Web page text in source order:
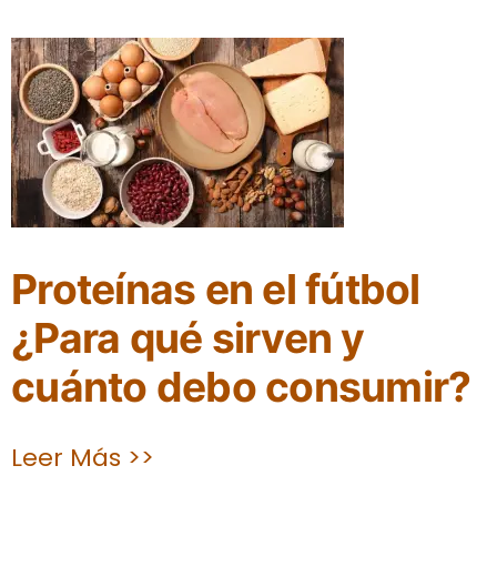
Proteínas en el fútbol
¿Para qué sirven y
cuánto debo consumir?
Leer Más >>